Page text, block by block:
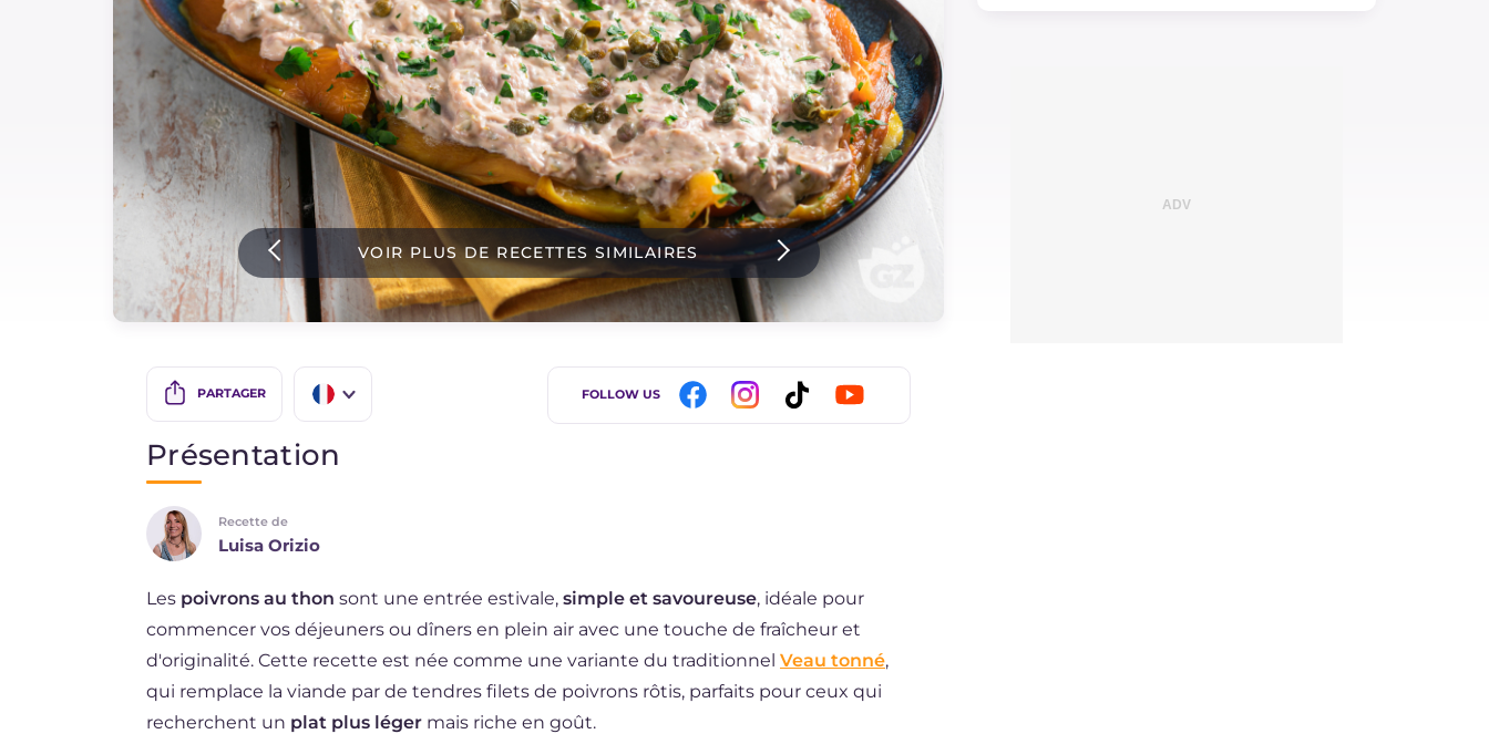
Dernieres recettes
IT Website
Instagram
YouTube
VOIR PLUS DE RECETTES SIMILAIRES
PARTAGER
NL
FOLLOW US
Présentation
Recette de
Luisa Orizio
Les poivrons au thon sont une entrée estivale, simple et savoureuse, idéale pour
commencer vos déjeuners ou dîners en plein air avec une touche de fraîcheur et
d'originalité. Cette recette est née comme une variante du traditionnel Veau tonné,
qui remplace la viande par de tendres filets de poivrons rôtis, parfaits pour ceux qui
recherchent un plat plus léger mais riche en goût.